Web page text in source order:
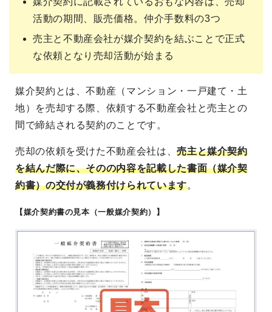
活動の期間、販売価格。仲介手数料の3つ
売主と不動産会社が媒介契約を結ぶことで正式
な依頼となり売却活動が始まる
媒介契約とは、不動産（マンション・一戸建て・土
地）を売却する際、依頼する不動産会社と売主との
間で締結される契約のことです。
売却の依頼を受けた不動産会社は、売主と媒介契約
を結んだ際に、そのの内容を記載した書面（媒介契
約書）の交付が義務付けられています。
【媒介契約書の見本（一般媒介契約）】